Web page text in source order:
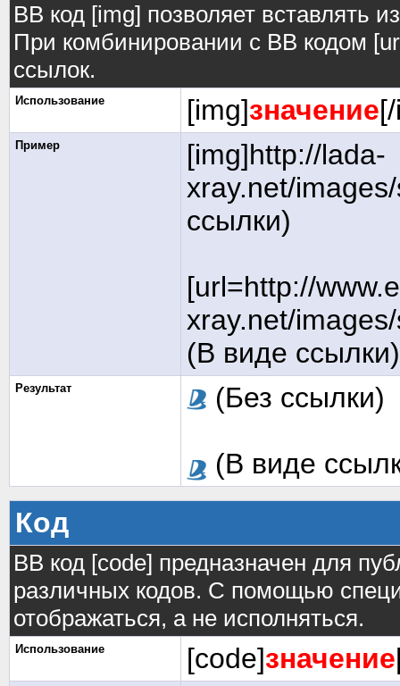
BB код [img] позволяет вставлять
При комбинировании с BB кодом
ссылок.
Использование [img]значение
Пример
[img]http://lada-
xray.net/
ссылки)
[url=http://
xray.net/
(В виде ссылки)
Результат (Без ссылки)
(В виде
Код
BB код [code] предназначен для
различных кодов. С помощью
отображаться, а не исполняться.
Использование [code]значение